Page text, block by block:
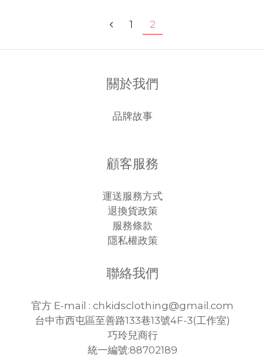
1 2
關於我們
品牌故事
顧客服務
運送服務方式
退換貨政策
服務條款
隱私權政策
聯絡我們
官方 E-mail : chkidsclothing@gmail.com
台中市西屯區至善路133巷13號4F-3(工作室)
巧玲兒商行
統一編號:88702189